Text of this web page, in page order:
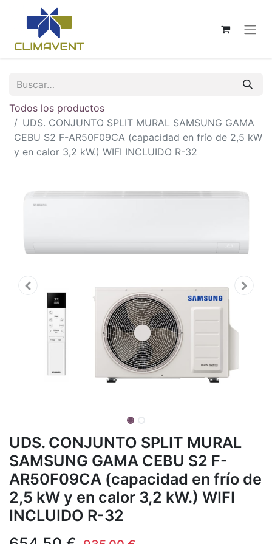
Todos los productos
UDS. CONJUNTO SPLIT MURAL SAMSUNG GAMA
CEBU S2 F-AR50F09CA (capacidad en frío de 2,5 kW
y en calor 3,2 kW.) WIFI INCLUIDO R-32
UDS. CONJUNTO SPLIT MURAL
SAMSUNG GAMA CEBU S2 F-
AR50F09CA (capacidad en frío de
2,5 kW y en calor 3,2 kW.) WIFI
INCLUIDO R-32